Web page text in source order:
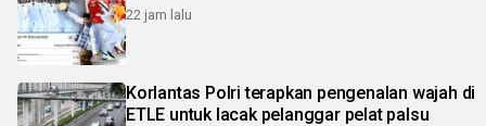
22 jam lalu
Korlantas Polri terapkan pengenalan wajah di
ETLE untuk lacak pelanggar pelat palsu